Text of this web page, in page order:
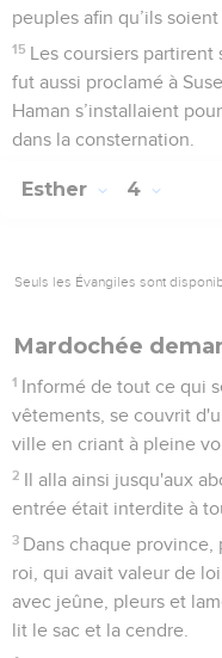
peuples afin qu’ils
15 Les coursiers partirent
fut aussi proclamé à
Haman s’installaient
dans la consternation.
Esther 4
Seuls les Évangiles sont
Mardochée
1 Informé de tout ce qui
vêtements, se couvrit
ville en criant à pleine
2 Il alla ainsi jusqu'aux
entrée était interdite à
3 Dans chaque province,
roi, qui avait valeur de
avec jeûne, pleurs et
lit le sac et la cendre.